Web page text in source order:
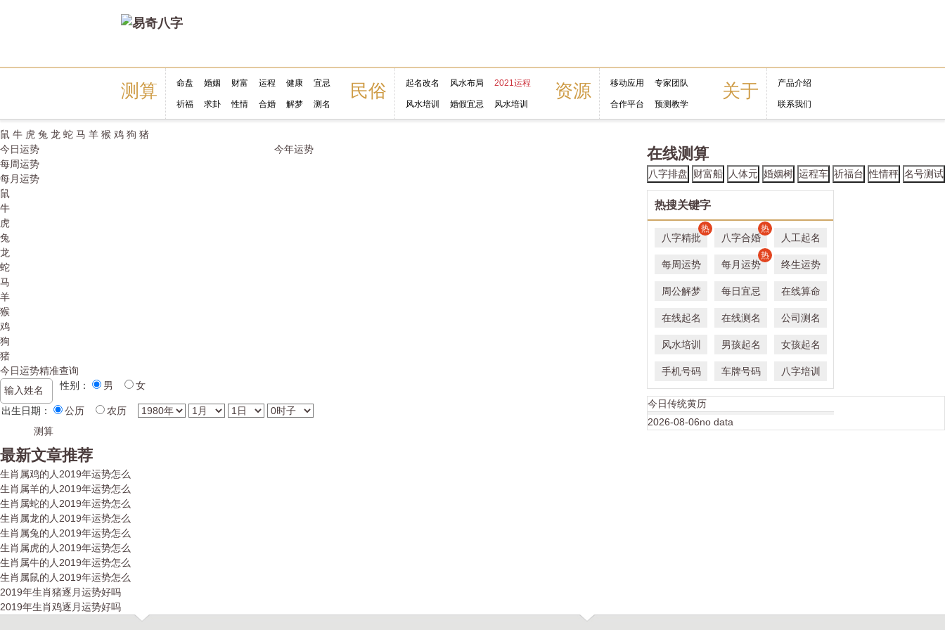
测算 命盘 婚姻 财富 运程 健康 宜忌
祈福 求卦 性情 合婚 解梦 测名
民俗 起名改名 风水布局 2021运程
风水培训 婚假宜忌 风水培训
资源 移动应用 专家团队
合作平台 预测教学
关于 产品介绍
联系我们
鼠 牛 虎 兔 龙 蛇 马 羊 猴 鸡 狗 猪
今日运势
每周运势
每月运势
今年运势
鼠
牛
虎
兔
龙
蛇
马
羊
猴
鸡
狗
猪
今日运势精准查询
性别：
男 女
出生日期： 公历 农历
最新文章推荐
生肖属鸡的人2019年运势怎么
生肖属羊的人2019年运势怎么
生肖属蛇的人2019年运势怎么
生肖属龙的人2019年运势怎么
生肖属兔的人2019年运势怎么
生肖属虎的人2019年运势怎么
生肖属牛的人2019年运势怎么
生肖属鼠的人2019年运势怎么
2019年生肖猪逐月运势好吗
2019年生肖鸡逐月运势好吗
在线测算
八字排盘 财富船 人体元 婚姻树 运程车 祈福台 性情秤 名号测试
热搜关键字
八字精批
热
八字合婚
热
人工起名
每周运势 每月运势
热
终生运势
周公解梦 每日宜忌 在线算命
在线起名 在线测名 公司测名
风水培训 男孩起名 女孩起名
手机号码 车牌号码 八字培训
今日传统黄历
2026-08-06no data